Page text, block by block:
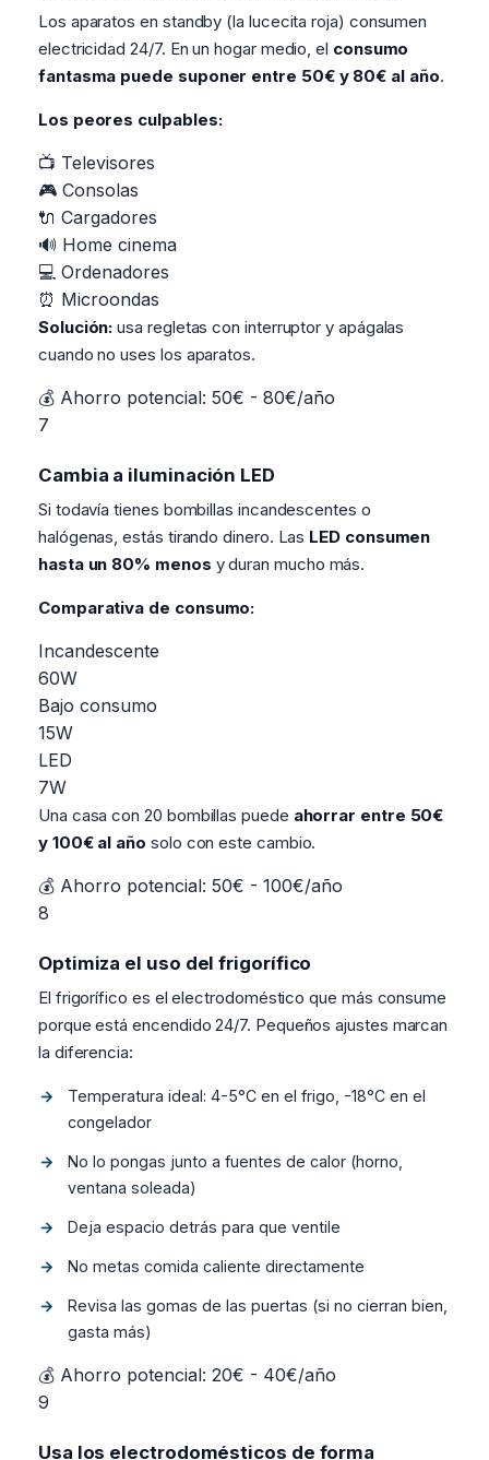
Los aparatos en standby (la lucecita roja) consumen
electricidad 24/7. En un hogar medio, el consumo
fantasma puede suponer entre 50€ y 80€ al año.
Los peores culpables:
📺 Televisores
🎮 Consolas
🔌 Cargadores
🔊 Home cinema
💻 Ordenadores
⏰ Microondas
Solución: usa regletas con interruptor y apágalas
cuando no uses los aparatos.
💰 Ahorro potencial: 50€ - 80€/año
7
Cambia a iluminación LED
Si todavía tienes bombillas incandescentes o
halógenas, estás tirando dinero. Las LED consumen
hasta un 80% menos y duran mucho más.
Comparativa de consumo:
Incandescente
60W
Bajo consumo
15W
LED
7W
Una casa con 20 bombillas puede ahorrar entre 50€
y 100€ al año solo con este cambio.
💰 Ahorro potencial: 50€ - 100€/año
8
Optimiza el uso del frigorífico
El frigorífico es el electrodoméstico que más consume
porque está encendido 24/7. Pequeños ajustes marcan
la diferencia:
Temperatura ideal: 4-5°C en el frigo, -18°C en el
congelador
No lo pongas junto a fuentes de calor (horno,
ventana soleada)
Deja espacio detrás para que ventile
No metas comida caliente directamente
Revisa las gomas de las puertas (si no cierran bien,
gasta más)
💰 Ahorro potencial: 20€ - 40€/año
9
Usa los electrodomésticos de forma